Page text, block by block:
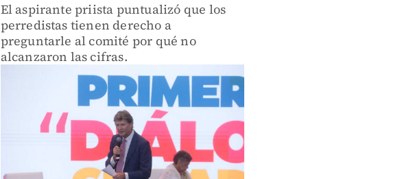
El aspirante priista puntualizó que los
perredistas tienen derecho a
preguntarle al comité por qué no
alcanzaron las cifras.